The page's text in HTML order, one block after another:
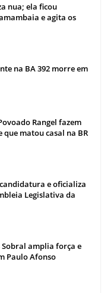
nua; ela ficou
e agita os
na BA 392 morre em
Rangel fazem
matou casal na BR
e oficializa
Legislativa da
Sobral amplia força e
Paulo Afonso